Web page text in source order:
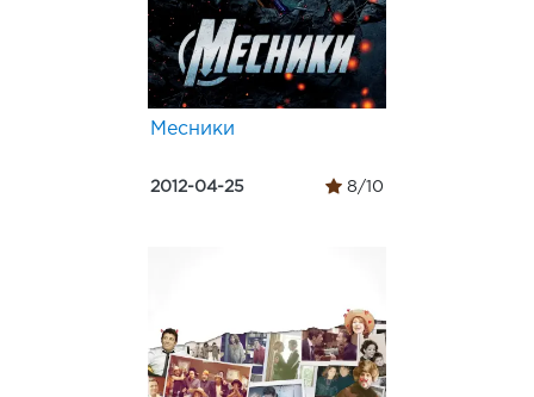
Месники
2012-04-25 8/10